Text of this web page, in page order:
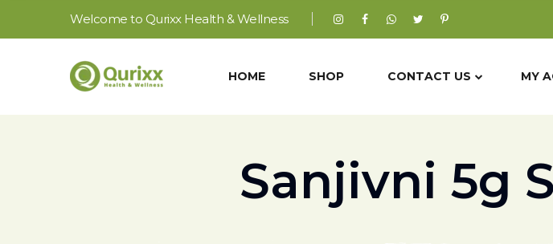
Welcome to Qurixx Health & Wellness
HOME SHOP CONTACT US MY
Sanjivni 5g